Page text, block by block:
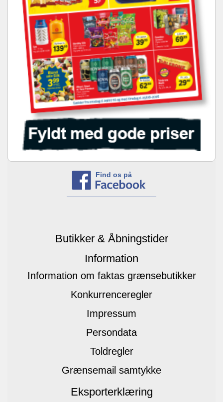
Find os på
Butikker & Åbningstider
Information
Information om faktas grænsebutikker
Konkurrenceregler
Impressum
Persondata
Toldregler
Grænsemail samtykke
Eksporterklæring